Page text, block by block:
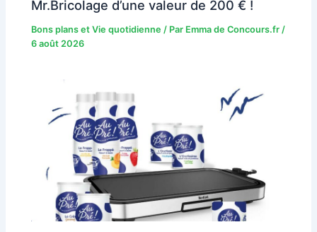
Mr.Bricolage d’une valeur de 200 € !
Bons plans et Vie quotidienne / Par Emma de Concours.fr/
6 août 2026